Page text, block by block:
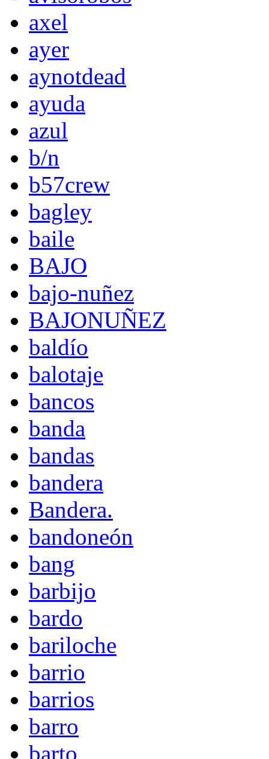
axel
ayer
aynotdead
ayuda
azul
b/n
b57crew
bagley
baile
BAJO
bajo-nuñez
BAJONUÑEZ
baldío
balotaje
bancos
banda
bandas
bandera
Bandera.
bandoneón
bang
barbijo
bardo
bariloche
barrio
barrios
barro
barto